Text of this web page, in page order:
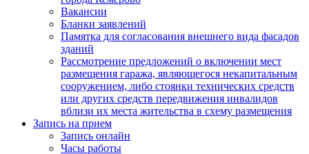
Вакансии
Бланки заявлений
Памятка для согласования внешнего вида фасадов
зданий
Рассмотрение предложений о включении мест
размещения гаража, являющегося некапитальным
сооружением, либо стоянки технических средств
или других средств передвижения инвалидов
вблизи их места жительства в схему размещения
Запись на прием
Запись онлайн
Часы работы